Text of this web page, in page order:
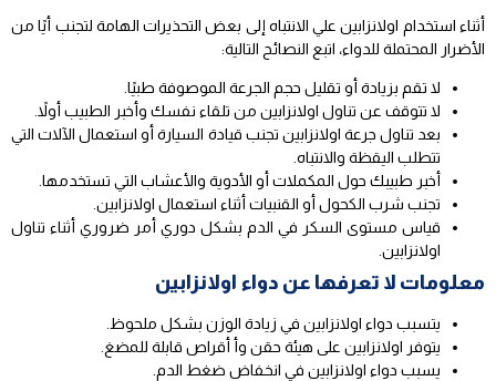
أثناء استخدام اولانزابين علي الانتباه إلى بعض التحذيرات الهامة لتجنب أيًا من
الأضرار المحتملة للدواء، اتبع النصائح التالية:
لا تقم بزيادة أو تقليل حجم الجرعة الموصوفة طبيًا.
لا تتوقف عن تناول اولانزابين من تلقاء نفسك وأخبر الطبيب أولاً.
بعد تناول جرعة اولانزابين تجنب قيادة السيارة أو استعمال الآلات التي
تتطلب اليقظة والانتباه.
أخبر طبيبك حول المكملات أو الأدوية والأعشاب التي تستخدمها.
تجنب شرب الكحول أو القنبيات أثناء استعمال اولانزابين.
قياس مستوى السكر في الدم بشكل دوري أمر ضروري أثناء تناول
اولانزابين.
معلومات لا تعرفها عن دواء اولانزابين
يتسبب دواء اولانزابين في زيادة الوزن بشكل ملحوظ.
يتوفر اولانزابين على هيئة حقن وأ أقراص قابلة للمضغ.
يسبب دواء اولانزابين في انخفاض ضغط الدم.